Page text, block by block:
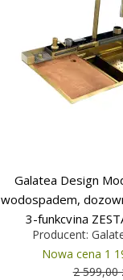
Galatea Design
wodospadem,
3-funkcyjną
wpuszczany Gold
Producent:
Nowa cena 1
2 599,00